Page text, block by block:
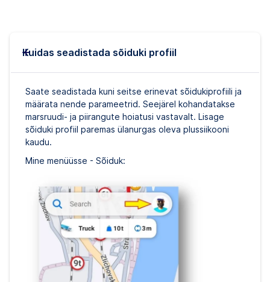
Kuidas seadistada sõiduki profiil
Saate seadistada kuni seitse erinevat sõidukiprofiili ja
määrata nende parameetrid. Seejärel kohandatakse
marsruudi- ja piirangute hoiatusi vastavalt. Lisage
sõiduki profiil paremas ülanurgas oleva plussiikooni
kaudu.
Mine menüüsse - Sõiduk: